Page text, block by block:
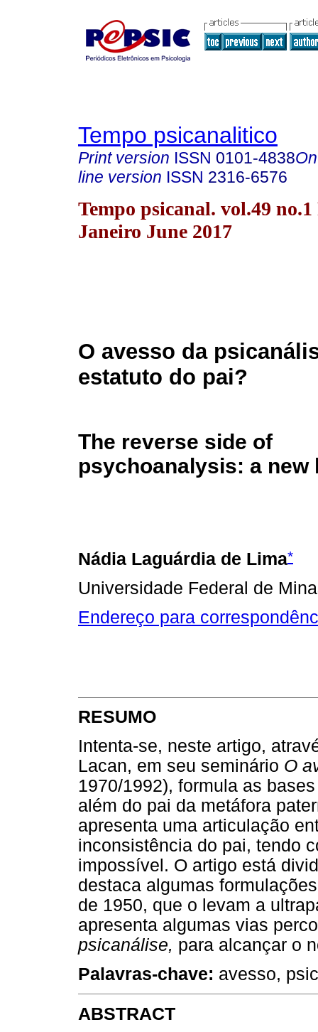
Tempo psicanalitico
Print version ISSN 0101-4838
line version ISSN 2316-6576
Tempo psicanal. vol.49 no.1
Janeiro June 2017
O avesso da
estatuto do pai?
The reverse side of
psychoanalysis: a new
Nádia Laguárdia de Lima*
Universidade Federal de
Endereço para
RESUMO
Intenta-se, neste artigo,
Lacan, em seu seminário O
1970/1992), formula as
além do pai da metáfora
apresenta uma articulação
inconsistência do pai, tendo
impossível. O artigo está
destaca algumas
de 1950, que o levam a
apresenta algumas vias
psicanálise, para alcançar o
Palavras-chave: avesso,
ABSTRACT